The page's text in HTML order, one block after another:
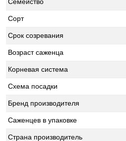
Сорт
Срок созревания
Возраст саженца
Корневая система
Схема посадки
Бренд производителя
Саженцев в упаковке
Страна производитель